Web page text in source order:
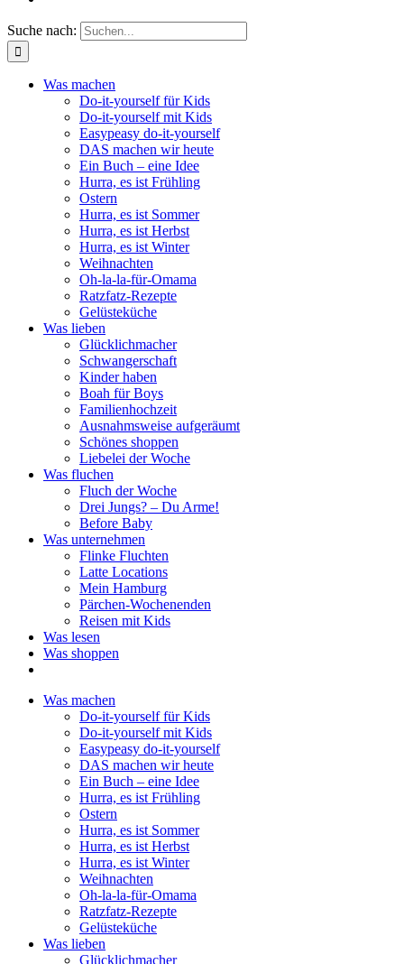
Suche nach:
Was machen
Do-it-yourself für Kids
Do-it-yourself mit Kids
Easypeasy do-it-yourself
DAS machen wir heute
Ein Buch – eine Idee
Hurra, es ist Frühling
Ostern
Hurra, es ist Sommer
Hurra, es ist Herbst
Hurra, es ist Winter
Weihnachten
Oh-la-la-für-Omama
Ratzfatz-Rezepte
Gelüsteküche
Was lieben
Glücklichmacher
Schwangerschaft
Kinder haben
Boah für Boys
Familienhochzeit
Ausnahmsweise aufgeräumt
Schönes shoppen
Liebelei der Woche
Was fluchen
Fluch der Woche
Drei Jungs? – Du Arme!
Before Baby
Was unternehmen
Flinke Fluchten
Latte Locations
Mein Hamburg
Pärchen-Wochenenden
Reisen mit Kids
Was lesen
Was shoppen
Was machen
Do-it-yourself für Kids
Do-it-yourself mit Kids
Easypeasy do-it-yourself
DAS machen wir heute
Ein Buch – eine Idee
Hurra, es ist Frühling
Ostern
Hurra, es ist Sommer
Hurra, es ist Herbst
Hurra, es ist Winter
Weihnachten
Oh-la-la-für-Omama
Ratzfatz-Rezepte
Gelüsteküche
Was lieben
Glücklichmacher